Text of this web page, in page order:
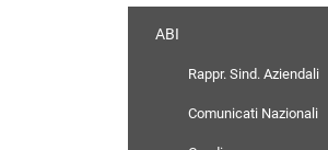
ABI
Rappr. Sind. Aziendali
Comunicati Nazionali